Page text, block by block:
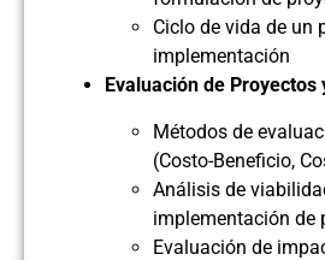
Ciclo de vida de un
implementación
Evaluación de Proyectos
Métodos de
(Costo-Beneficio,
Análisis de
implementación de
Evaluación de